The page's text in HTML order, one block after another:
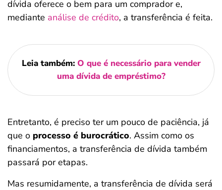
dívida oferece o bem para um comprador e,
mediante análise de crédito, a transferência é feita.
Leia também: O que é necessário para vender
uma dívida de empréstimo?
Entretanto, é preciso ter um pouco de paciência, já
que o processo é burocrático. Assim como os
financiamentos, a transferência de dívida também
passará por etapas.
Mas resumidamente, a transferência de dívida será